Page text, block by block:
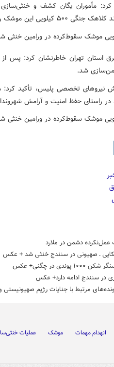
کرد: مأموران یگان کشف و
این موشک را خنثی کنند.
استان تهران خاطرنشان کرد: پس
شد.
نیروهای تخصصی پلیس، تأکید کرد:
در راستای حفظ امنیت و آرامش
دشمن در ملارد
ـ صهیونی در سنندج خنثی شد + عکس
در چگنی+ عکس
در سنندج ادامه دارد+ عکس
مرتبط با جنایات رژیم صهیونیستی و
انهدام مهمات موشک عملیات